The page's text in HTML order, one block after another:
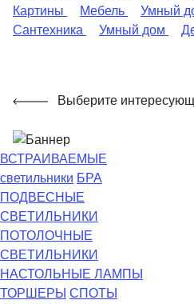
Картины
Мебель Умный
Сантехника
Умный дом
Выберите
ВСТРАИВАЕМЫЕ
светильники БРА
ПОДВЕСНЫЕ
СВЕТИЛЬНИКИ
ПОТОЛОЧНЫЕ
СВЕТИЛЬНИКИ
НАСТОЛЬНЫЕ ЛАМПЫ
ТОРШЕРЫ СПОТЫ